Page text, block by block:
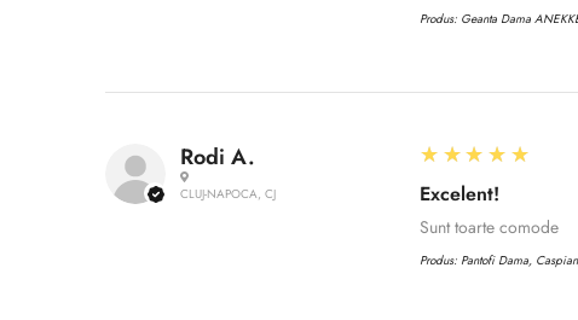
Produs: Geanta Dama
Rodi A.
CLUJ-NAPOCA, CJ
5
★★★★★
Excelent!
Sunt toarte comode
Produs: Pantofi Dama,